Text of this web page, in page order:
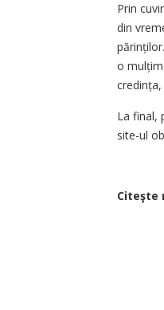
Prin
din
o
La final,
site-ul
Citeşte